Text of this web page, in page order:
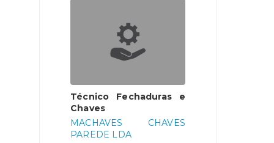
Técnico Fechaduras e
Chaves
MACHAVES CHAVES
PAREDE LDA